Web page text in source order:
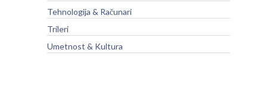
Tehnologija & Računari
Trileri
Umetnost & Kultura